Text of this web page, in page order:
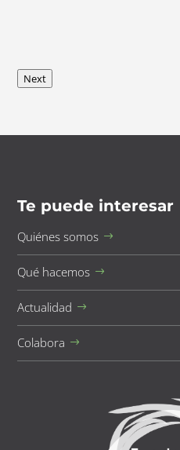
Next
Te puede interesar
Quiénes somos
Qué hacemos
Actualidad
Colabora